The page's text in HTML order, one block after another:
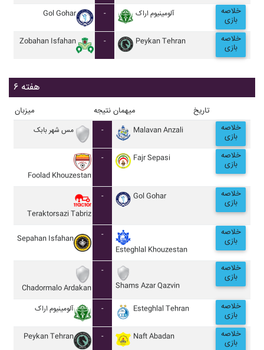
Gol Gohar - آلومينيوم اراک خلاصه
بازی
Zobahan Isfahan - Peykan Tehran خلاصه
بازی
هفته ۶
میزبان نتیجه میهمان تاریخ
مس شهر بابک - Malavan Anzali خلاصه
بازی
Foolad Khouzestan
- Fajr Sepasi خلاصه
بازی
Teraktorsazi Tabriz
- Gol Gohar خلاصه
بازی
Sepahan Isfahan
-
Esteghlal Khouzestan
خلاصه
بازی
Chadormalo Ardakan
-
Shams Azar Qazvin
خلاصه
بازی
آلومينيوم اراک - Esteghlal Tehran خلاصه
بازی
Peykan Tehran - Naft Abadan خلاصه
بازی